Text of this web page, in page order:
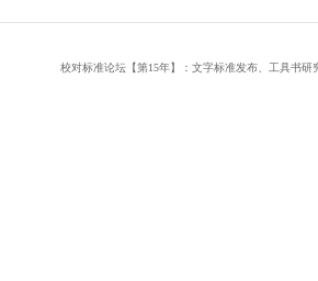
校对标准论坛【第15年】：文字标准发布、工具书研